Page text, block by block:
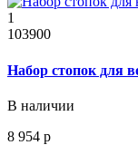
1
103900
Набор стопок для
В наличии
8 954 р